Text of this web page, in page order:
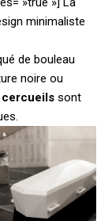
minimaliste
de bouleau
noire ou
cercueils sont